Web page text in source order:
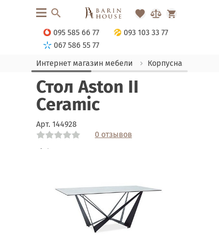
095 585 66 77
093 103 33 77
067 586 55 77
Интернет магазин мебели
Корпусная мебель
Стол Aston II
Ceramic
Арт. 144928
0 отзывов
Link
Link
Link